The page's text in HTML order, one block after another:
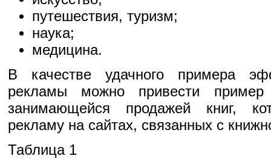
путешествия, туризм;
наука;
медицина.
В качестве удачного примера
рекламы можно привести пример
занимающейся продажей книг,
рекламу на сайтах, связанных с
Таблица 1